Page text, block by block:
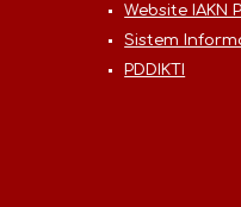
Website IAKN
Sistem
PDDIKTI